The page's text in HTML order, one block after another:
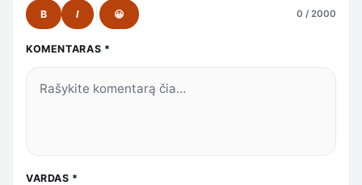
B I 😀 0 / 2000
KOMENTARAS *
VARDAS *